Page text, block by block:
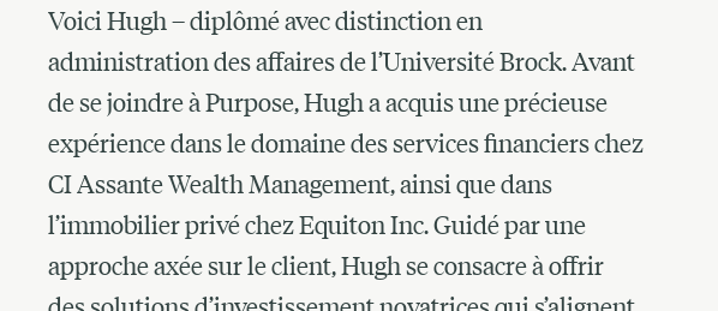
Voici Hugh – diplômé avec distinction en
administration des affaires de l’Université Brock. Avant
de se joindre à Purpose, Hugh a acquis une précieuse
expérience dans le domaine des services financiers chez
CI Assante Wealth Management, ainsi que dans
l’immobilier privé chez Equiton Inc. Guidé par une
approche axée sur le client, Hugh se consacre à offrir